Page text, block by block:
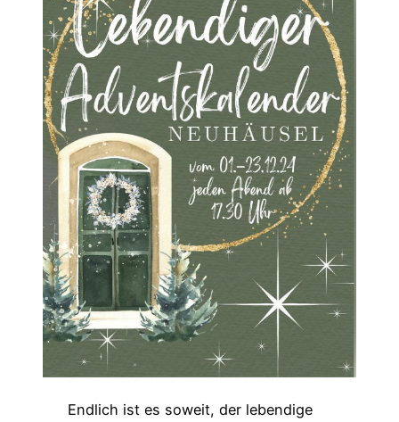
Endlich ist es soweit, der lebendige